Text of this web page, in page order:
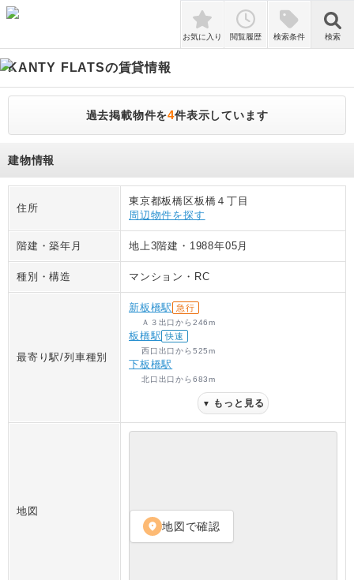
検索
お気に入り 閲覧履歴 検索条件 検索
KANTY FLATSの賃貸情報
過去掲載物件を4件表示しています
建物情報
住所
東京都板橋区板橋４丁目
周辺物件を探す
階建・築年月 地上3階建 ・ 1988年05月
種別・構造 マンション ・ RC
最寄り駅/列車種別
新板橋駅 急行
Ａ３出口から246m
板橋駅 快速
西口出口から525m
下板橋駅
北口出口から683m
▼ もっと見る
地図
location_on 地図で確認